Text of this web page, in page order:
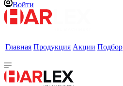
Войти
Главная Продукция Акции Подбор